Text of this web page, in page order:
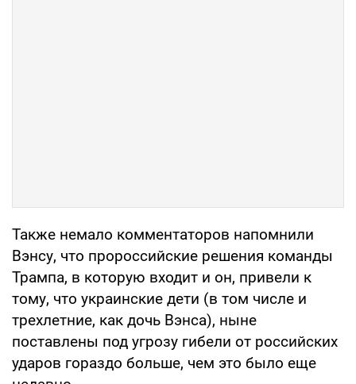
Также немало комментаторов напомнили
Вэнсу, что пророссийские решения команды
Трампа, в которую входит и он, привели к
тому, что украинские дети (в том числе и
трехлетние, как дочь Вэнса), ныне
поставлены под угрозу гибели от российских
ударов гораздо больше, чем это было еще